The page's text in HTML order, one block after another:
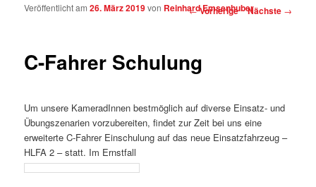
Artikelnavigation
←Vorherige Nächste →
C-Fahrer Schulung
Veröffentlicht am26. März 2019von Reinhard Emsenhuber
Um unsere KameradInnen bestmöglich auf diverse Einsatz- und
Übungszenarien vorzubereiten, findet zur Zeit bei uns eine
erweiterte C-Fahrer Einschulung auf das neue Einsatzfahrzeug –
HLFA 2 – statt. Im Ernstfall